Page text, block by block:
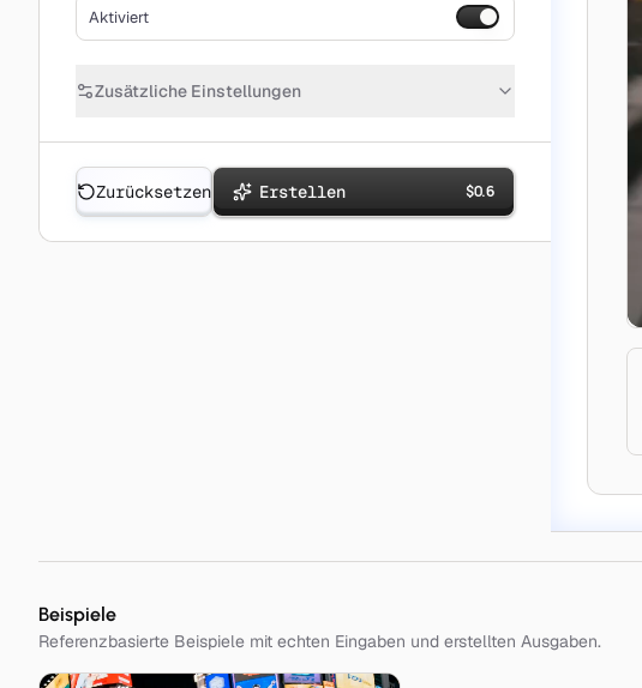
Aktiviert
Zusätzliche Einstellungen
Erstellen $0.6
Zurücksetzen
Beispiele
Referenzbasierte Beispiele mit echten Eingaben und erstellten Ausgaben.